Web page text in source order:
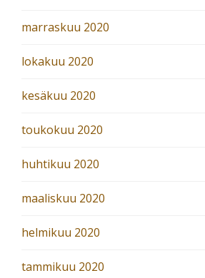
marraskuu 2020
lokakuu 2020
kesäkuu 2020
toukokuu 2020
huhtikuu 2020
maaliskuu 2020
helmikuu 2020
tammikuu 2020